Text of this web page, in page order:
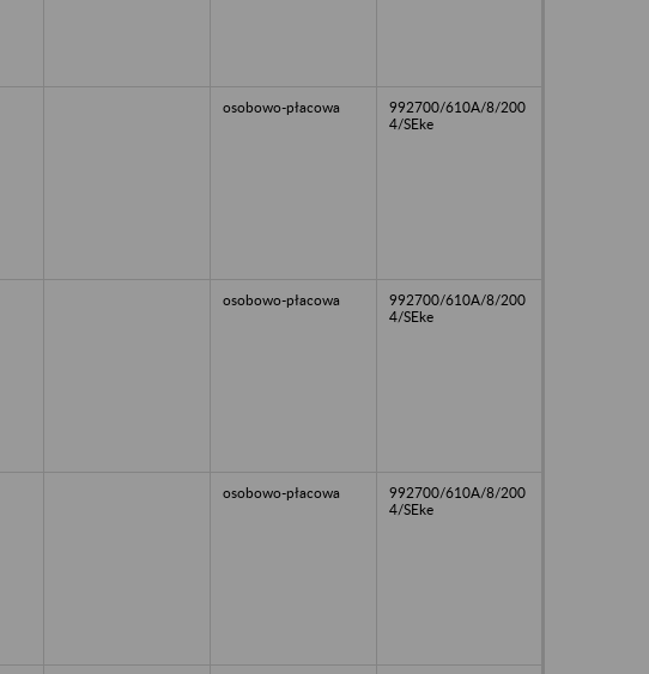
osobowo-płacowa
992700/610A/8/200
4/SEke
osobowo-płacowa
992700/610A/8/200
4/SEke
osobowo-płacowa
992700/610A/8/200
4/SEke